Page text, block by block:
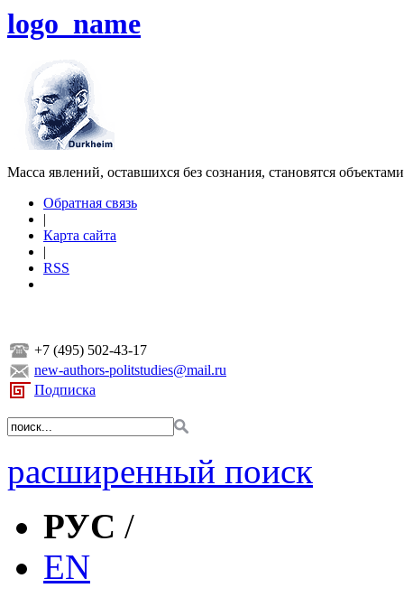
logo_name
Масса явлений, оставшихся без сознания, становятся
Обратная связь
|
Карта сайта
|
RSS
+7 (495) 502-43-17
new-authors-politstudies@mail.ru
Подписка
расширенный поиск
РУС /
EN